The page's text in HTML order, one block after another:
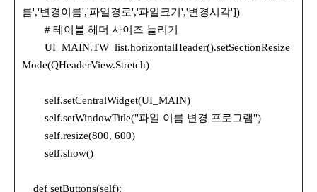
름','변경이름','파일경로','파일크기','변경시각'])
# 테이블 헤더 사이즈 늘리기
UI_MAIN.TW_list.horizontalHeader().setSectionResize
Mode(QHeaderView.Stretch)
self.setCentralWidget(UI_MAIN)
self.setWindowTitle("파일 이름 변경 프로그램")
self.resize(800, 600)
self.show()
def setButtons(self):